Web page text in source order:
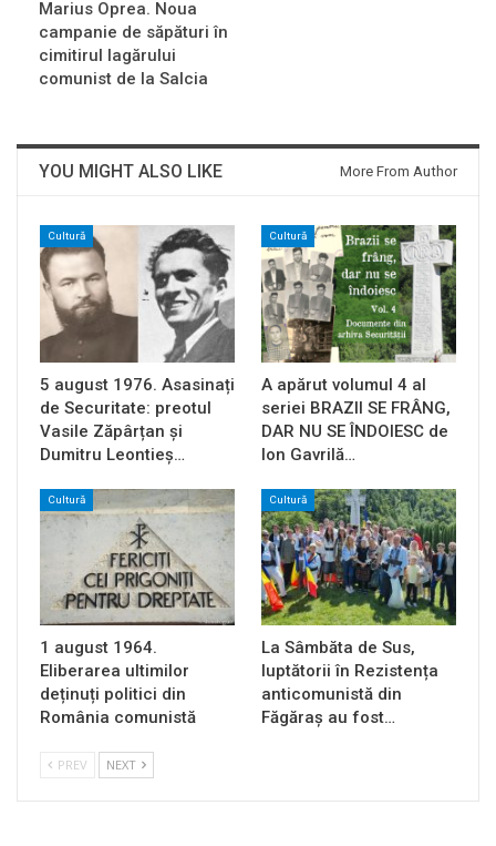
Marius Oprea. Noua
campanie de săpături în
cimitirul lagărului
comunist de la Salcia
YOU MIGHT ALSO LIKE More From Author
Cultură
5 august 1976. Asasinați
de Securitate: preotul
Vasile Zăpârțan și
Dumitru Leontieș…
Cultură
A apărut volumul 4 al
seriei BRAZII SE FRÂNG,
DAR NU SE ÎNDOIESC de
Ion Gavrilă…
Cultură
1 august 1964.
Eliberarea ultimilor
deținuți politici din
România comunistă
Cultură
La Sâmbăta de Sus,
luptătorii în Rezistența
anticomunistă din
Făgăraș au fost…
PREV NEXT